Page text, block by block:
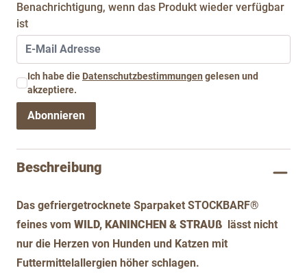
Benachrichtigung, wenn das Produkt wieder verfügbar
ist
Ich habe die Datenschutzbestimmungen gelesen und
akzeptiere.
Abonnieren
Beschreibung
Das gefriergetrocknete Sparpaket STOCKBARF®
feines vom WILD, KANINCHEN & STRAUß lässt nicht
nur die Herzen von Hunden und Katzen mit
Futtermittelallergien höher schlagen.